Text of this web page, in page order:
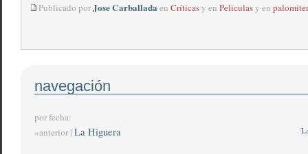
Publicado porJose Carballadaen Críticasy en Peliculasy en
navegación
por fecha:
«anterior | La Higuera